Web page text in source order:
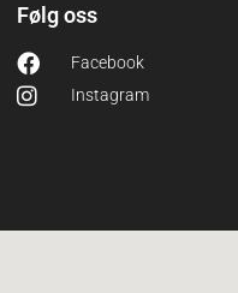
Følg oss
Facebook
Instagram
Alltid kjekt å komme
God service og